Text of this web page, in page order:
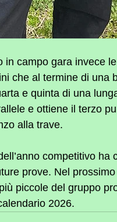
in campo gara invece
che al termine di una
e quinta di una
e ottiene il terzo
alla trave.
competitivo
prove. Nel
piccole del gruppo
2026.